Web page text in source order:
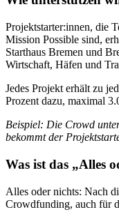
Projektstarter:innen, die
Mission Possible sind,
Starthaus Bremen und
Wirtschaft, Häfen und
Jedes Projekt erhält zu
Prozent dazu, maximal
Beispiel: Die Crowd
bekommt der
Was ist das „Alles
Alles oder nichts: Nach
Crowdfunding, auch für